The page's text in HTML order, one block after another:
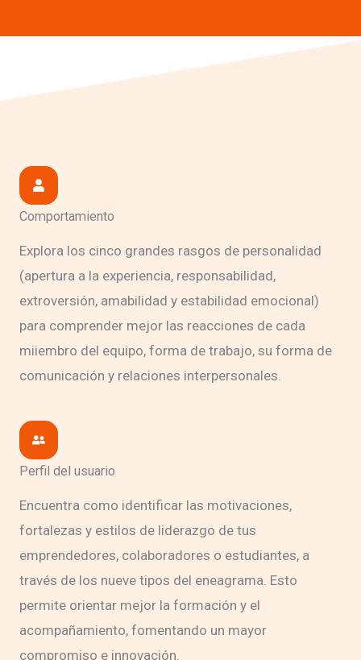
Comportamiento
Explora los cinco grandes rasgos de personalidad
(apertura a la experiencia, responsabilidad,
extroversión, amabilidad y estabilidad emocional)
para comprender mejor las reacciones de cada
miiembro del equipo, forma de trabajo, su forma de
comunicación y relaciones interpersonales.
Perfil del usuario
Encuentra como identificar las motivaciones,
fortalezas y estilos de liderazgo de tus
emprendedores, colaboradores o estudiantes, a
través de los nueve tipos del eneagrama. Esto
permite orientar mejor la formación y el
acompañamiento, fomentando un mayor
compromiso e innovación.